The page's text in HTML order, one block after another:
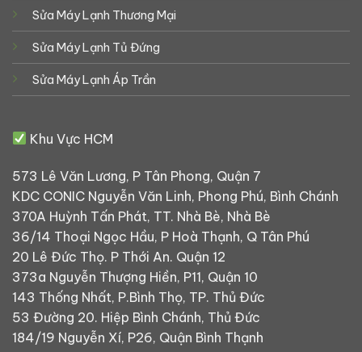
Sửa Máy Lạnh Thương Mại
Sửa Máy Lạnh Tủ Đứng
Sửa Máy Lạnh Áp Trần
Khu Vực HCM
573 Lê Văn Lương, P Tân Phong, Quận 7
KDC CONIC Nguyễn Văn Linh, Phong Phú, Bình Chánh
370A Huỳnh Tấn Phát, TT. Nhà Bè, Nhà Bè
36/14 Thoại Ngọc Hầu, P Hoà Thạnh, Q Tân Phú
20 Lê Đức Thọ. P Thới An. Quận 12
373a Nguyễn Thượng Hiền, P11, Quận 10
143 Thống Nhất, P.Bình Thọ, TP. Thủ Đức
53 Đường 20. Hiệp Bình Chánh, Thủ Đức
184/19 Nguyễn Xí, P26, Quận Bình Thạnh